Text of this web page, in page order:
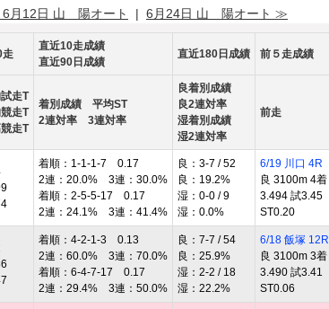
月12日 山 陽オート | 6月24日 山 陽オート ≫
走
直近10走成績
直近90日成績
直近180日成績 前５走成績
走T
走T
走T
着別成績 平均ST
2連対率 3連対率
良着別成績
良2連対率
湿着別成績
湿2連対率
前走
着順：1-1-1-7 0.17
2連：20.0% 3連：30.0%
着順：2-5-5-17 0.17
2連：24.1% 3連：41.4%
良：3-7 / 52
良：19.2%
湿：0-0 / 9
湿：0.0%
6/19 川口 4R
良 3100m 4着
3.494 試3.45
ST0.20
着順：4-2-1-3 0.13
2連：60.0% 3連：70.0%
着順：6-4-7-17 0.17
2連：29.4% 3連：50.0%
良：7-7 / 54
良：25.9%
湿：2-2 / 18
湿：22.2%
6/18 飯塚 12R
良 3100m 3着
3.490 試3.41
ST0.06